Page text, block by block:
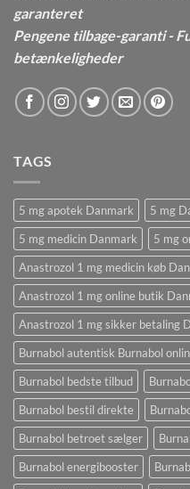
garanteret
Pengene tilbage-garanti -
betænkeligheder
TAGS
5 mg apotek Danmark 5 mg
5 mg medicin Danmark
5 mg
Anastrozol 1 mg medicin køb
Anastrozol 1 mg online butik
Anastrozol 1 mg sikker betaling
Burnabol autentisk Burnabol
Burnabol bedste tilbud
Burnabol bestil direkte
Burnabol betroet sælger
Burnabol energibooster